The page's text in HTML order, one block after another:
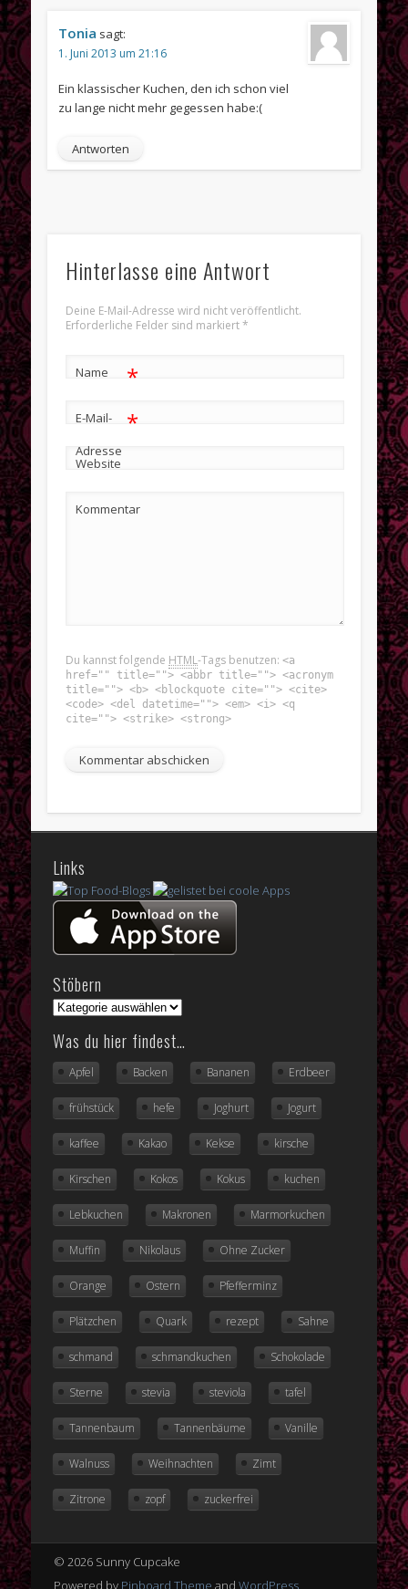
Tonia sagt:
1. Juni 2013 um 21:16
Ein klassischer Kuchen, den ich schon viel
zu lange nicht mehr gegessen habe:(
Antworten
Hinterlasse eine Antwort
Deine E-Mail-Adresse wird nicht veröffentlicht.
Erforderliche Felder sind markiert*
Name *
E-Mail-
Adresse
*
Website
Kommentar
Du kannst folgende HTML-Tags benutzen:<a
href="" title=""> <abbr title=""> <acronym
title=""> <b> <blockquote cite=""> <cite>
<code> <del datetime=""> <em> <i> <q
cite=""> <strike> <strong>
Links
Stöbern
Was du hier findest…
Apfel Backen Bananen Erdbeer
frühstück hefe Joghurt Jogurt
kaffee Kakao Kekse kirsche
Kirschen Kokos Kokus kuchen
Lebkuchen Makronen Marmorkuchen
Muffin Nikolaus Ohne Zucker
Orange Ostern Pfefferminz
Plätzchen Quark rezept Sahne
schmand schmandkuchen Schokolade
Sterne stevia steviola tafel
Tannenbaum Tannenbäume Vanille
Walnuss Weihnachten Zimt
Zitrone zopf zuckerfrei
© 2026 Sunny Cupcake
Powered by Pinboard Theme and WordPress